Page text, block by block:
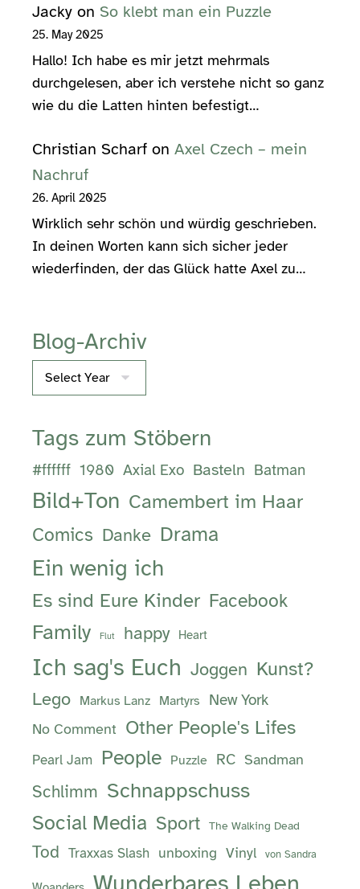
Jacky on So klebt man ein Puzzle
25. May 2025
Hallo! Ich habe es mir jetzt mehrmals
durchgelesen, aber ich verstehe nicht so ganz
wie du die Latten hinten befestigt…
Christian Scharf on Axel Czech – mein
Nachruf
26. April 2025
Wirklich sehr schön und würdig geschrieben.
In deinen Worten kann sich sicher jeder
wiederfinden, der das Glück hatte Axel zu…
Blog-Archiv
Archives
Tags zum Stöbern
#ffffff 1980 Axial Exo Basteln Batman
Bild+Ton Camembert im Haar
Comics Danke Drama
Ein wenig ich
Es sind Eure Kinder Facebook
Family Flut happy Heart
Ich sag's Euch Joggen Kunst?
Lego Markus Lanz Martyrs New York
No Comment Other People's Lifes
Pearl Jam People Puzzle RC Sandman
Schlimm Schnappschuss
Social Media Sport The Walking Dead
Tod Traxxas Slash unboxing Vinyl von Sandra